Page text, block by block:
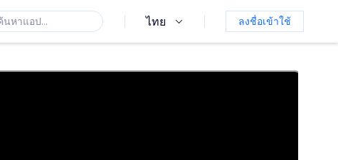
ไทย ลงชื่อเข้าใช้